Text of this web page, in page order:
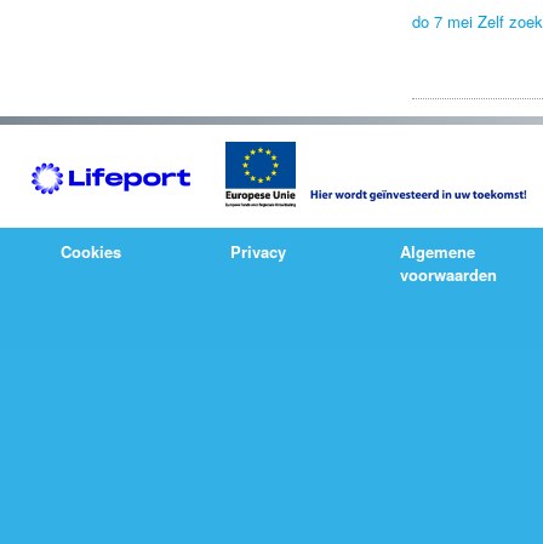
do 7 mei Zelf
Cookies Privacy
Algemene
voorwaarden